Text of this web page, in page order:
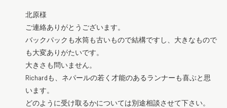
北原様
ご連絡ありがとうございます。
バックパックも水筒も古いもので結構ですし、大きなもので
も大変ありがたいです。
大きさも問いません。
Richardも、ネパールの若く才能のあるランナーも喜ぶと思
います。
どのように受け取るかについては別途相談させて下さい。